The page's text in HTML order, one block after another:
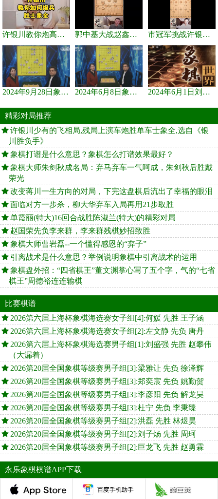
许银川教你炮高兵士象全如何赢士象全，简单四步即可 郭中基大战赵鑫鑫，许银川激情讲解 市冠军挑战许银川，急进中兵变化真激烈！
2024年9月28日象棋世界栏目，刘君、蒋川讲解了第九届杨官璘杯象棋... 2024年6月8日象棋世界，刘君、蒋川讲解了第九届杨官璘杯全国象棋... 2024年6月1日刘君、蒋川讲解第三届上海杯象棋大师赛谢靖与李少庚...
精彩对局推荐
许银川少有的飞相局,残局上演车炮胜单车士象全,选自《银
川胜负手》
象棋打谱是什么意思？象棋怎么打谱效果最好？
象棋大师朱剑秋成名局：弃马弃车一气呵成，朱剑秋后胜戴
荣光
改变蒋川一生方向的对局，下完这盘棋后流出了幸福的眼泪
面临对方一步杀，柳大华弃车入局再用21步取胜
单霞丽(特大)16回合战胜陈淑兰(特大)的精彩对局
赵国荣先负李来群，李来群残棋妙招致胜
象棋大师曹岩磊--一个懂得感恩的“弃子”
引离战术是什么意思？举例说明象棋中引离战术的运用
象棋盘外招：“四省棋王”董文渊掌心写了五个字，气的“七省
棋王”周德裕连连输棋
比赛棋谱
2026第六届上海杯象棋海选赛女子组[4]:何媛 先胜 王子涵
2026第六届上海杯象棋海选赛女子组[2]:左文静 先负 唐丹
2026第六届上海杯象棋海选赛男子组[1]:刘盛强 先胜 赵攀伟
（大漏着）
2026第20届全国象棋等级赛男子组[3]:梁雅让 先负 徐泽辉
2026第20届全国象棋等级赛男子组[3]:郑奕宸 先负 姚勤贺
2026第20届全国象棋等级赛男子组[3]:李彦阳 先负 解龙昊
2026第20届全国象棋等级赛男子组[3]:杜宁 先负 李秉臻
2026第20届全国象棋等级赛男子组[2]:洪磊 先胜 林煜昊
2026第20届全国象棋等级赛男子组[2]:刘子炀 先胜 周珂
2026第20届全国象棋等级赛男子组[2]:巨龙飞 先胜 赵勇霖
永乐象棋棋谱APP下载